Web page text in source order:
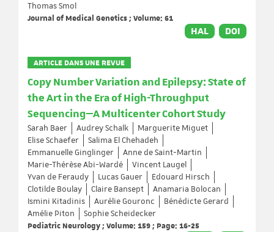
Thomas Smol
Journal of Medical Genetics ; Volume: 61
HAL DOI
ARTICLE DANS UNE REVUE
Copy Number Variation and Epilepsy: State of
the Art in the Era of High-Throughput
Sequencing—A Multicenter Cohort Study
Sarah Baer Audrey Schalk
Marguerite Miguet
Elise Schaefer
Salima El Chehadeh
Emmanuelle Ginglinger
Anne de Saint-Martin
Marie-Thérèse Abi-Wardé
Vincent Laugel
Yvan de Feraudy
Lucas Gauer
Edouard Hirsch
Clotilde Boulay
Claire Bansept
Anamaria Bolocan
Ismini Kitadinis
Aurélie Gouronc
Bénédicte Gerard
Amélie Piton
Sophie Scheidecker
Pediatric Neurology ; Volume: 159 ; Page: 16-25